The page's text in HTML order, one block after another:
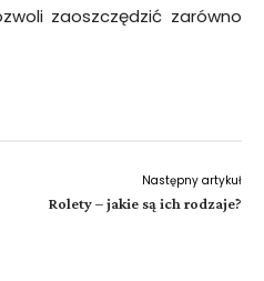
zaoszczędzić zarówno
Następny artykuł
Rolety – jakie są ich rodzaje?